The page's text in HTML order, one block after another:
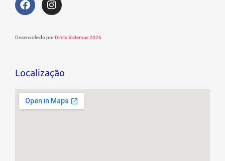
Desenvolvido porDireta Sistemas 2026
Localização